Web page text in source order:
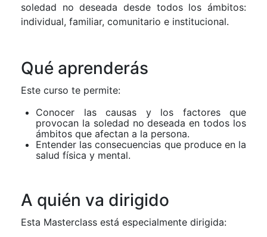
soledad no deseada desde todos los ámbitos:
individual, familiar, comunitario e institucional.
Qué aprenderás
Este curso te permite:
Conocer las causas y los factores que
provocan la soledad no deseada en todos los
ámbitos que afectan a la persona.
Entender las consecuencias que produce en la
salud física y mental.
A quién va dirigido
Esta Masterclass está especialmente dirigida: